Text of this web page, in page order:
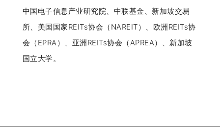
中国电子信息产业研究院、中联基金、新加坡交易
所、美国国家REITs协会（NAREIT）、欧洲REITs协
会（EPRA）、亚洲REITs协会（APREA）、新加坡
国立大学。